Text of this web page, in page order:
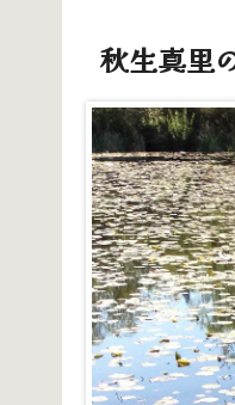
秋生真里